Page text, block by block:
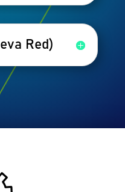
Red)